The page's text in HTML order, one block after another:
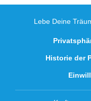
Lebe Deine
Historie der